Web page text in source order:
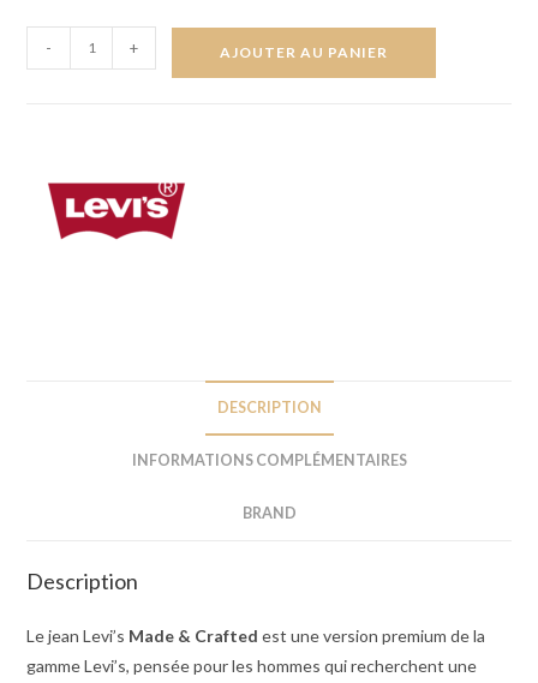
- + AJOUTER AU PANIER
DESCRIPTION
INFORMATIONS COMPLÉMENTAIRES
BRAND
Description
Le jean Levi’s Made & Crafted est une version premium de la
gamme Levi’s, pensée pour les hommes qui recherchent une